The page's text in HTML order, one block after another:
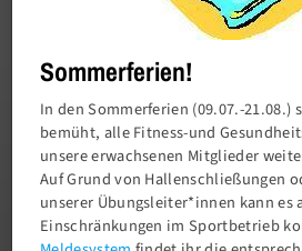
Charlottenburger Turn-
1858 e.V.
Sommerferien!
In den Sommerferien (09.07.-
bemüht, alle Fitness-und
unsere erwachsenen Mitglieder
Auf Grund von Hallenschließungen
unserer Übungsleiter*innen kann es
Einschränkungen im Sportbetrieb